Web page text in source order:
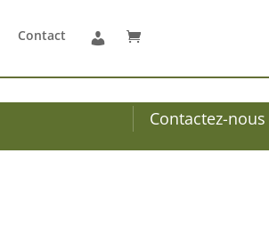
Contact
Contactez-nous